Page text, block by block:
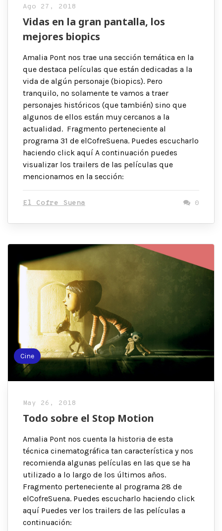
Ago 27, 2018
Vidas en la gran pantalla, los
mejores biopics
Amalia Pont nos trae una sección temática en la
que destaca películas que están dedicadas a la
vida de algún personaje (biopics). Pero
tranquilo, no solamente te vamos a traer
personajes históricos (que también) sino que
algunos de ellos están muy cercanos a la
actualidad. Fragmento perteneciente al
programa 31 de elCofreSuena. Puedes escucharlo
haciendo click aquí A continuación puedes
visualizar los trailers de las películas que
mencionamos en la sección:
El Cofre Suena 0
Cine
May 26, 2018
Todo sobre el Stop Motion
Amalia Pont nos cuenta la historia de esta
técnica cinematográfica tan característica y nos
recomienda algunas películas en las que se ha
utilizado a lo largo de los últimos años.
Fragmento perteneciente al programa 28 de
elCofreSuena. Puedes escucharlo haciendo click
aquí Puedes ver los trailers de las películas a
continuación: